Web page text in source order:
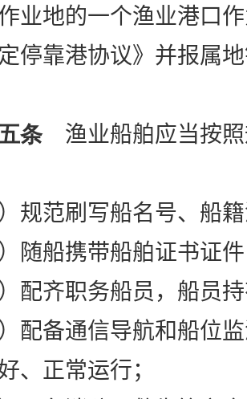
业地的一个渔业港口
定停靠港协议》并报属
条 渔业船舶应当按
）规范刷写船名号、船
）随船携带船舶证书证
）配齐职务船员，船员
）配备通信导航和船位
、正常运行；